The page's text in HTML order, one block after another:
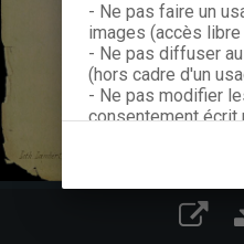
- Ne pas faire un
images (accès
- Ne pas diffuser
(hors cadre d'un
- Ne pas modifier
consentement écrit
Dans le cas
à nous contacter
de Licence
proposées et le